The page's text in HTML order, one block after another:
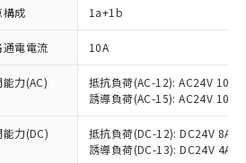
構成 1a+1b
通電電流 10A
能力(AC)
抵抗負荷(AC-12): AC24V 10A/
誘導負荷(AC-15): AC24V
能力(DC)
抵抗負荷(DC-12): DC24V 8A/
誘導負荷(DC-13): DC24V 4A/
件
EU RoHS指令（10物質）の
た製品が提供可能な商品で
RoHS指令（10物質）の非含
品に切り替える予定のある